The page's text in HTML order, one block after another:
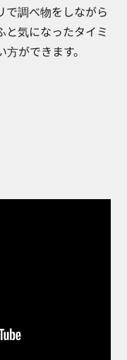
で調べ物をしながら
と気になったタイミ
ができます。